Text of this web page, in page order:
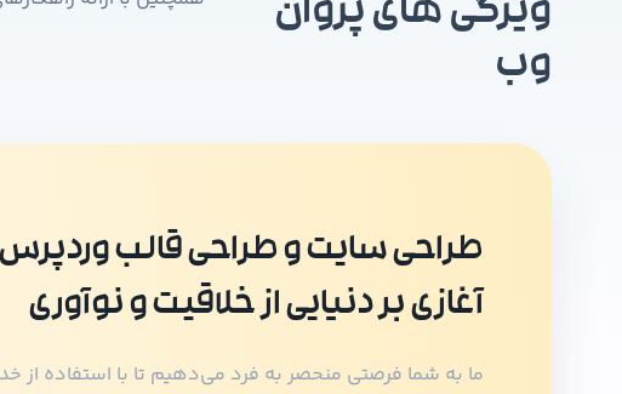
ویژگی های پروان
وب
طراحی سایت و طراحی قالب وردپرس
آغازی بر دنیایی از خلاقیت و نوآوری
ما به شما فرصتی منحصر به فرد می‌دهیم تا با استفاده از